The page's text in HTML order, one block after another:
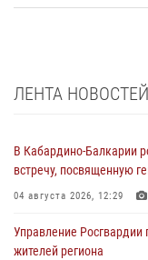
ЛЕНТА НОВОСТЕЙ
В Кабардино-Балкарии
встречу, посвященную
04 августа 2026, 12:29
Управление
жителей региона